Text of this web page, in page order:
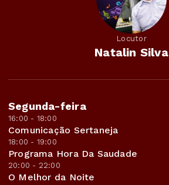
Locutor
Natalin Silva
Segunda-feira
16:00 - 18:00
Comunicação Sertaneja
18:00 - 19:00
Programa Hora Da Saudade
20:00 - 22:00
O Melhor da Noite